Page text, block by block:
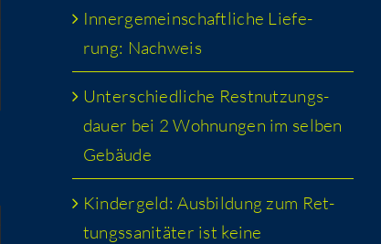
Inner­ge­mein­schaft­li­che Lie­fe­
rung: Nachweis
Unter­schied­li­che Rest­nut­zungs­
dau­er bei 2 Woh­nun­gen im sel­ben
Gebäude
Kin­der­geld: Aus­bil­dung zum Ret­
tungs­sa­ni­tä­ter ist kei­ne